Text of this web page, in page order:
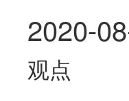
2020-
观点